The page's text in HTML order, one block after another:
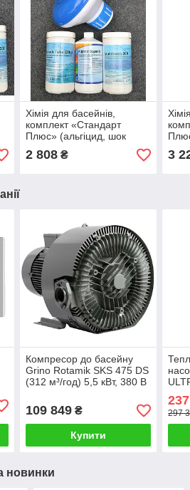
Хімія для басейнів,
комплект «Стандарт
Плюс» (альгіцид, шок
хлор, мульти таб, дозатор
хімії)
2 808₴ 3
Компресор до басейну
Grino Rotamik SKS 475 DS
(312 м³/год) 5,5 кВт, 380 В
109 849₴
Купити
297
новинки